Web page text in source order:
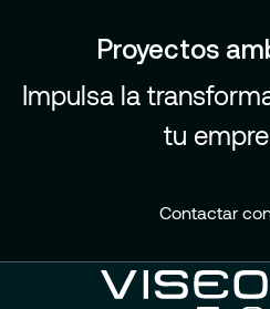
Proyectos
Impulsa la
tu
Contactar